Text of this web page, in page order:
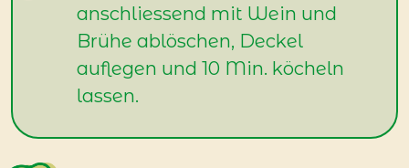
anschliessend mit Wein und
Brühe ablöschen, Deckel
auflegen und 10 Min. köcheln
lassen.